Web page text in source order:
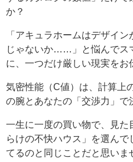
か？
「アキュラホームはデザイ
じゃないか……」と悩んでス
に、一つだけ厳しい現実をお
気密性能（C値）は、計算上
の腕とあなたの「交渉力」で
一生に一度の買い物で、見
らけの不快ハウス」を選ん
てるのと同じことだと思いま